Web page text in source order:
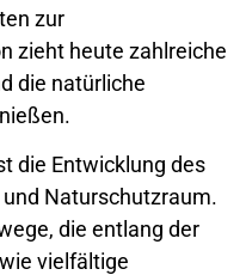
zur
zieht heute zahlreiche
die natürliche
die Entwicklung des
Naturschutzraum.
die entlang der
vielfältige